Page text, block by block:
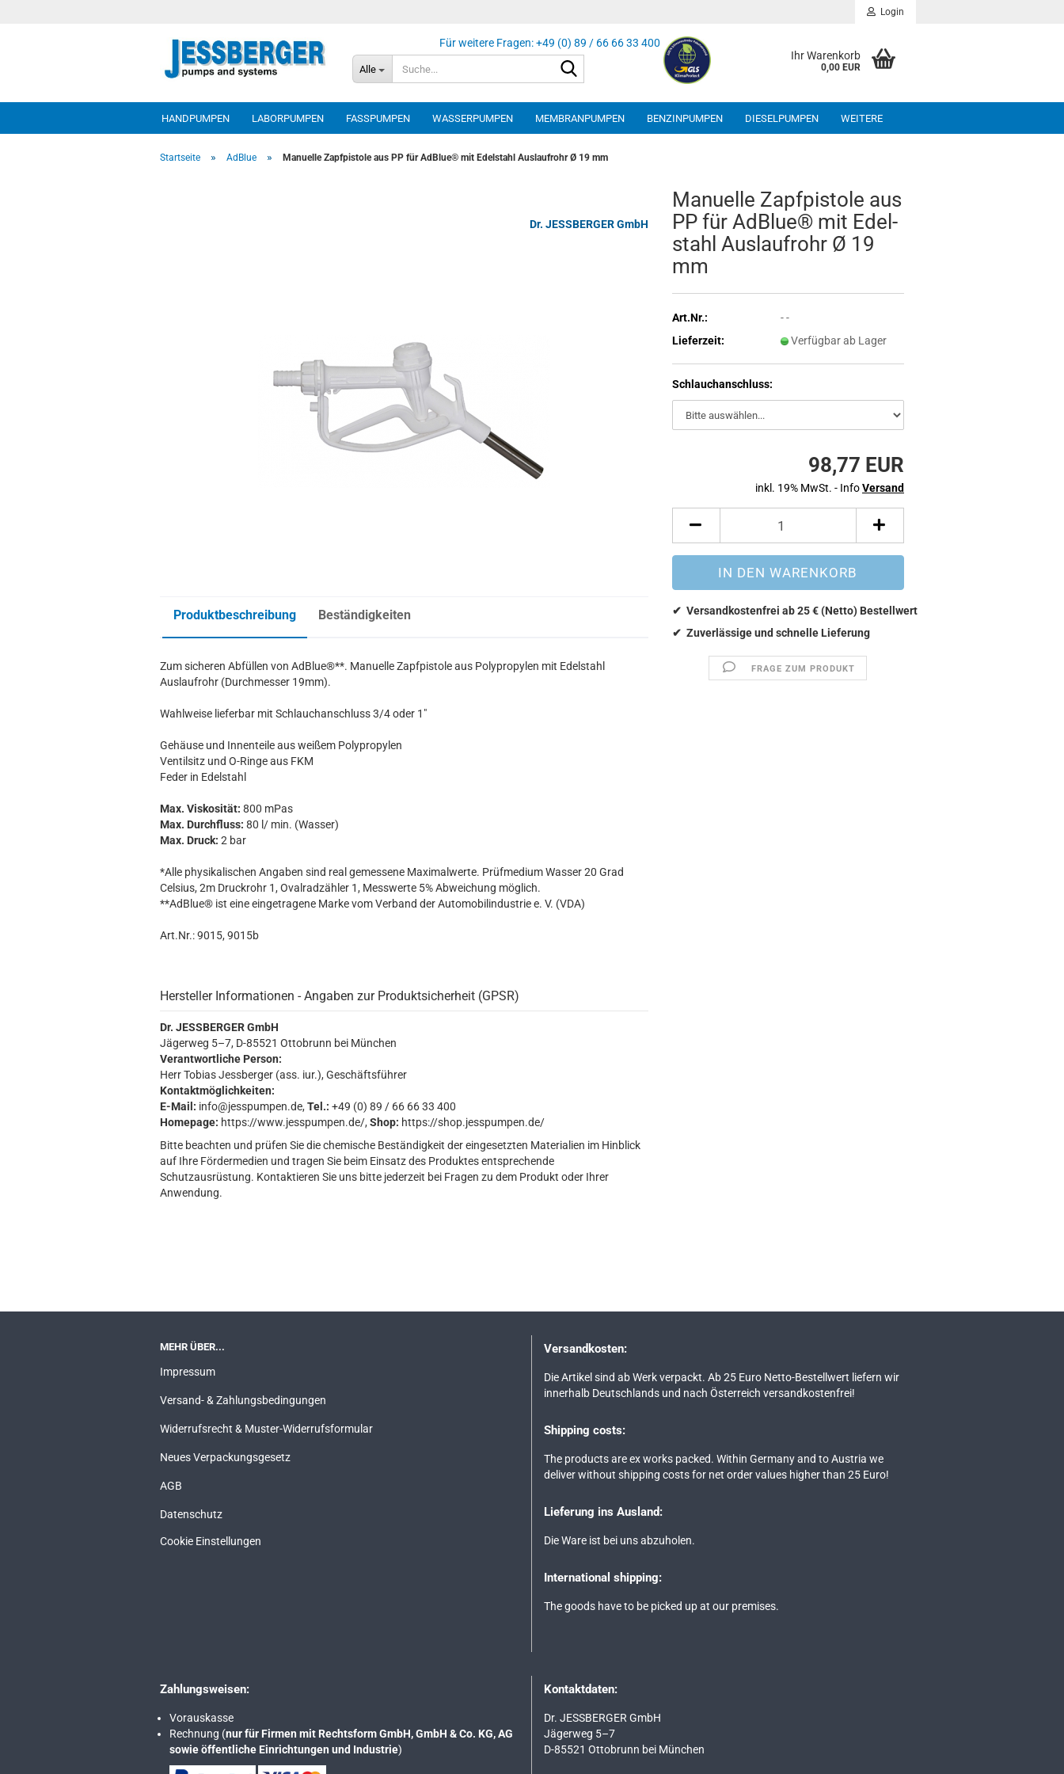
Login
Alle
Ihr Warenkorb
0,00 EUR
HANDPUMPEN LABORPUMPEN FASSPUMPEN WASSERPUMPEN MEMBRANPUMPEN BENZINPUMPEN DIESELPUMPEN WEITERE
Startseite » AdBlue » Manuelle Zapfpistole aus PP für AdBlue® mit Edelstahl Auslaufrohr Ø 19 mm
Dr. JESSBERGER GmbH
Ma­nu­el­le Zapf­pis­to­le aus
PP für Ad­Blue® mit Edel­
stahl Aus­lauf­rohr Ø 19
mm
Art.Nr.:
- -
Lieferzeit:
Verfügbar ab Lager
Schlauchanschluss:
98,77 EUR
inkl. 19% MwSt. - InfoVersand
FRAGE ZUM PRODUKT
Produktbeschreibung Beständigkeiten
Zum sicheren Abfüllen von AdBlue®**. Manuelle Zapfpistole aus Polypropylen mit Edelstahl
Auslaufrohr (Durchmesser 19mm).
Wahlweise lieferbar mit Schlauchanschluss 3/4 oder 1"
Gehäuse und Innenteile aus weißem Polypropylen
Ventilsitz und O-Ringe aus FKM
Feder in Edelstahl
Max. Viskosität: 800 mPas
Max. Durchfluss: 80 l/ min. (Wasser)
Max. Druck: 2 bar
*Alle physikalischen Angaben sind real gemessene Maximalwerte. Prüfmedium Wasser 20 Grad
Celsius, 2m Druckrohr 1, Ovalradzähler 1, Messwerte 5% Abweichung möglich.
**AdBlue® ist eine eingetragene Marke vom Verband der Automobilindustrie e. V. (VDA)
Art.Nr.: 9015, 9015b
Hersteller Informationen - Angaben zur Produktsicherheit (GPSR)
Dr. JESSBERGER GmbH
Jägerweg 5–7, D-85521 Ottobrunn bei München
Verantwortliche Person:
Herr Tobias Jessberger (ass. iur.), Geschäftsführer
Kontaktmöglichkeiten:
E-Mail: info@jesspumpen.de, Tel.: +49 (0) 89 / 66 66 33 400
Homepage: https://www.jesspumpen.de/, Shop: https://shop.jesspumpen.de/
Bitte beachten und prüfen Sie die chemische Beständigkeit der eingesetzten Materialien im Hinblick
auf Ihre Fördermedien und tragen Sie beim Einsatz des Produktes entsprechende
Schutzausrüstung. Kontaktieren Sie uns bitte jederzeit bei Fragen zu dem Produkt oder Ihrer
Anwendung.
MEHR ÜBER...
Impressum
Versand- & Zahlungsbedingungen
Widerrufsrecht & Muster-Widerrufsformular
Neues Verpackungsgesetz
AGB
Datenschutz
Cookie Einstellungen
Versandkosten:
Die Artikel sind ab Werk verpackt. Ab 25 Euro Netto-Bestellwert liefern wir
innerhalb Deutschlands und nach Österreich versandkostenfrei!
Shipping costs:
The products are ex works packed. Within Germany and to Austria we
deliver without shipping costs for net order values higher than 25 Euro!
Lieferung ins Ausland:
Die Ware ist bei uns abzuholen.
International shipping:
The goods have to be picked up at our premises.
Zahlungsweisen:
Vorauskasse
Rechnung (nur für Firmen mit Rechtsform GmbH, GmbH & Co. KG, AG
sowie öffentliche Einrichtungen und Industrie)
Kontaktdaten:
Dr. JESSBERGER GmbH
Jägerweg 5–7
D-85521 Ottobrunn bei München